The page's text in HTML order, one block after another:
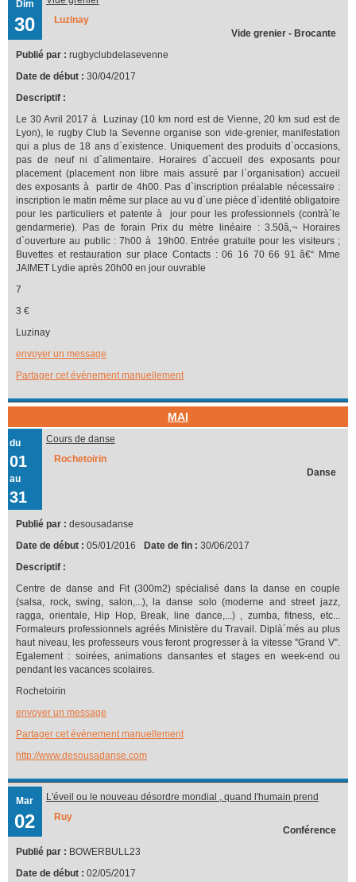
Dim
30
Luzinay
Vide grenier - Brocante
Publié par : rugbyclubdelasevenne
Date de début : 30/04/2017
Descriptif :
Le 30 Avril 2017 à Luzinay (10 km nord est de Vienne, 20 km sud est de
Lyon), le rugby Club la Sevenne organise son vide-grenier, manifestation
qui a plus de 18 ans d`existence. Uniquement des produits d`occasions,
pas de neuf ni d`alimentaire. Horaires d`accueil des exposants pour
placement (placement non libre mais assuré par l`organisation) accueil
des exposants à partir de 4h00. Pas d`inscription préalable nécessaire :
inscription le matin même sur place au vu d`une pièce d`identité obligatoire
pour les particuliers et patente à jour pour les professionnels (contrà´le
gendarmerie). Pas de forain Prix du mètre linéaire : 3.50â‚¬ Horaires
d`ouverture au public : 7h00 à 19h00. Entrée gratuite pour les visiteurs ;
Buvettes et restauration sur place Contacts : 06 16 70 66 91 â€“ Mme
JAIMET Lydie après 20h00 en jour ouvrable
7
3 €
Luzinay
envoyer un message
Partager cet événement manuellement
MAI
du
01
au
31
Cours de danse
Rochetoirin
Danse
Publié par : desousadanse
Date de début : 05/01/2016 Date de fin : 30/06/2017
Descriptif :
Centre de danse and Fit (300m2) spécialisé dans la danse en couple
(salsa, rock, swing, salon,...), la danse solo (moderne and street jazz,
ragga, orientale, Hip Hop, Break, line dance,...) , zumba, fitness, etc...
Formateurs professionnels agréés Ministère du Travail. Diplà´més au plus
haut niveau, les professeurs vous feront progresser à la vitesse ''Grand V''.
Egalement : soirées, animations dansantes et stages en week-end ou
pendant les vacances scolaires.
Rochetoirin
envoyer un message
Partager cet événement manuellement
http://www.desousadanse.com
Mar
02
L'éveil ou le nouveau désordre mondial , quand l'humain prend
Ruy
Conférence
Publié par : BOWERBULL23
Date de début : 02/05/2017